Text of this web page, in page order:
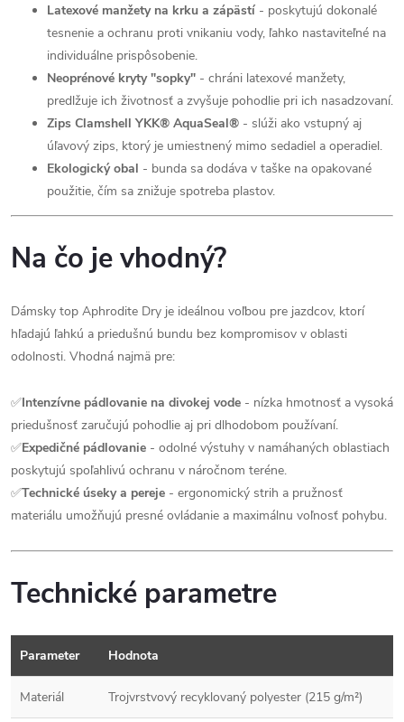
Latexové manžety na krku a zápästí - poskytujú dokonalé
tesnenie a ochranu proti vnikaniu vody, ľahko nastaviteľné na
individuálne prispôsobenie.
Neoprénové kryty "sopky" - chráni latexové manžety,
predlžuje ich životnosť a zvyšuje pohodlie pri ich nasadzovaní.
Zips Clamshell YKK® AquaSeal® - slúži ako vstupný aj
úľavový zips, ktorý je umiestnený mimo sedadiel a operadiel.
Ekologický obal - bunda sa dodáva v taške na opakované
použitie, čím sa znižuje spotreba plastov.
Na čo je vhodný?
Dámsky top Aphrodite Dry je ideálnou voľbou pre jazdcov, ktorí
hľadajú ľahkú a priedušnú bundu bez kompromisov v oblasti
odolnosti. Vhodná najmä pre:
✅Intenzívne pádlovanie na divokej vode - nízka hmotnosť a vysoká
priedušnosť zaručujú pohodlie aj pri dlhodobom používaní.
✅Expedičné pádlovanie - odolné výstuhy v namáhaných oblastiach
poskytujú spoľahlivú ochranu v náročnom teréne.
✅Technické úseky a pereje - ergonomický strih a pružnosť
materiálu umožňujú presné ovládanie a maximálnu voľnosť pohybu.
Technické parametre
Parameter Hodnota
Materiál Trojvrstvový recyklovaný polyester (215 g/m²)